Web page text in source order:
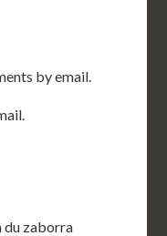
by email.
du zaborra